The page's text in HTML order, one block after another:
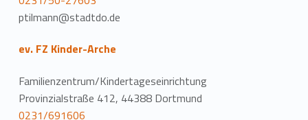
ptilmann@stadtdo.de
ev. FZ Kinder-Arche
Familienzentrum/Kindertageseinrichtung
Provinzialstraße 412, 44388 Dortmund
0231/691606